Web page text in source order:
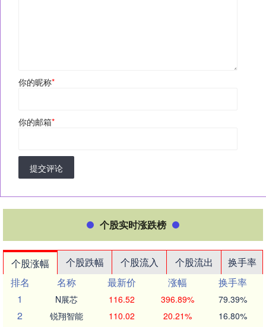
你的昵称*
你的邮箱*
提交评论
个股实时涨跌榜
个股涨幅 个股跌幅 个股流入 个股流出
换手率
排名
名称 最新价 涨幅
换手率
1
N展芯 116.52 396.89% 79.39%
2 锐翔智能 110.02 20.21% 16.80%